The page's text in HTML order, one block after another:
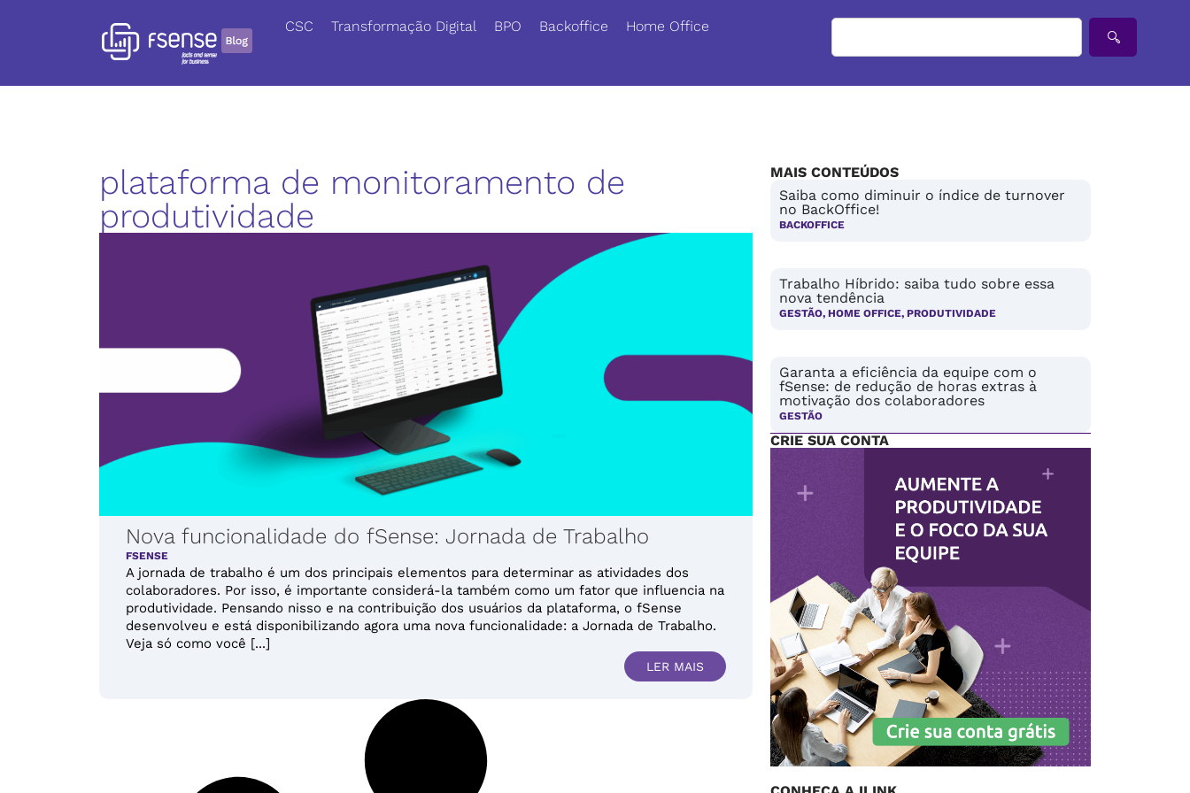
CSC Transformação Digital BPO Backoffice Home Office
plataforma de monitoramento de
produtividade
Nova funcionalidade do fSense: Jornada de Trabalho
FSENSE
A jornada de trabalho é um dos principais elementos para determinar as atividades dos
colaboradores. Por isso, é importante considerá-la também como um fator que influencia na
produtividade. Pensando nisso e na contribuição dos usuários da plataforma, o fSense
desenvolveu e está disponibilizando agora uma nova funcionalidade: a Jornada de Trabalho.
Veja só como você [...]
LER MAIS
MAIS CONTEÚDOS
Saiba como diminuir o índice de turnover
no BackOffice!
BACKOFFICE
Trabalho Híbrido: saiba tudo sobre essa
nova tendência
GESTÃO, HOME OFFICE, PRODUTIVIDADE
Garanta a eficiência da equipe com o
fSense: de redução de horas extras à
motivação dos colaboradores
GESTÃO
CRIE SUA CONTA